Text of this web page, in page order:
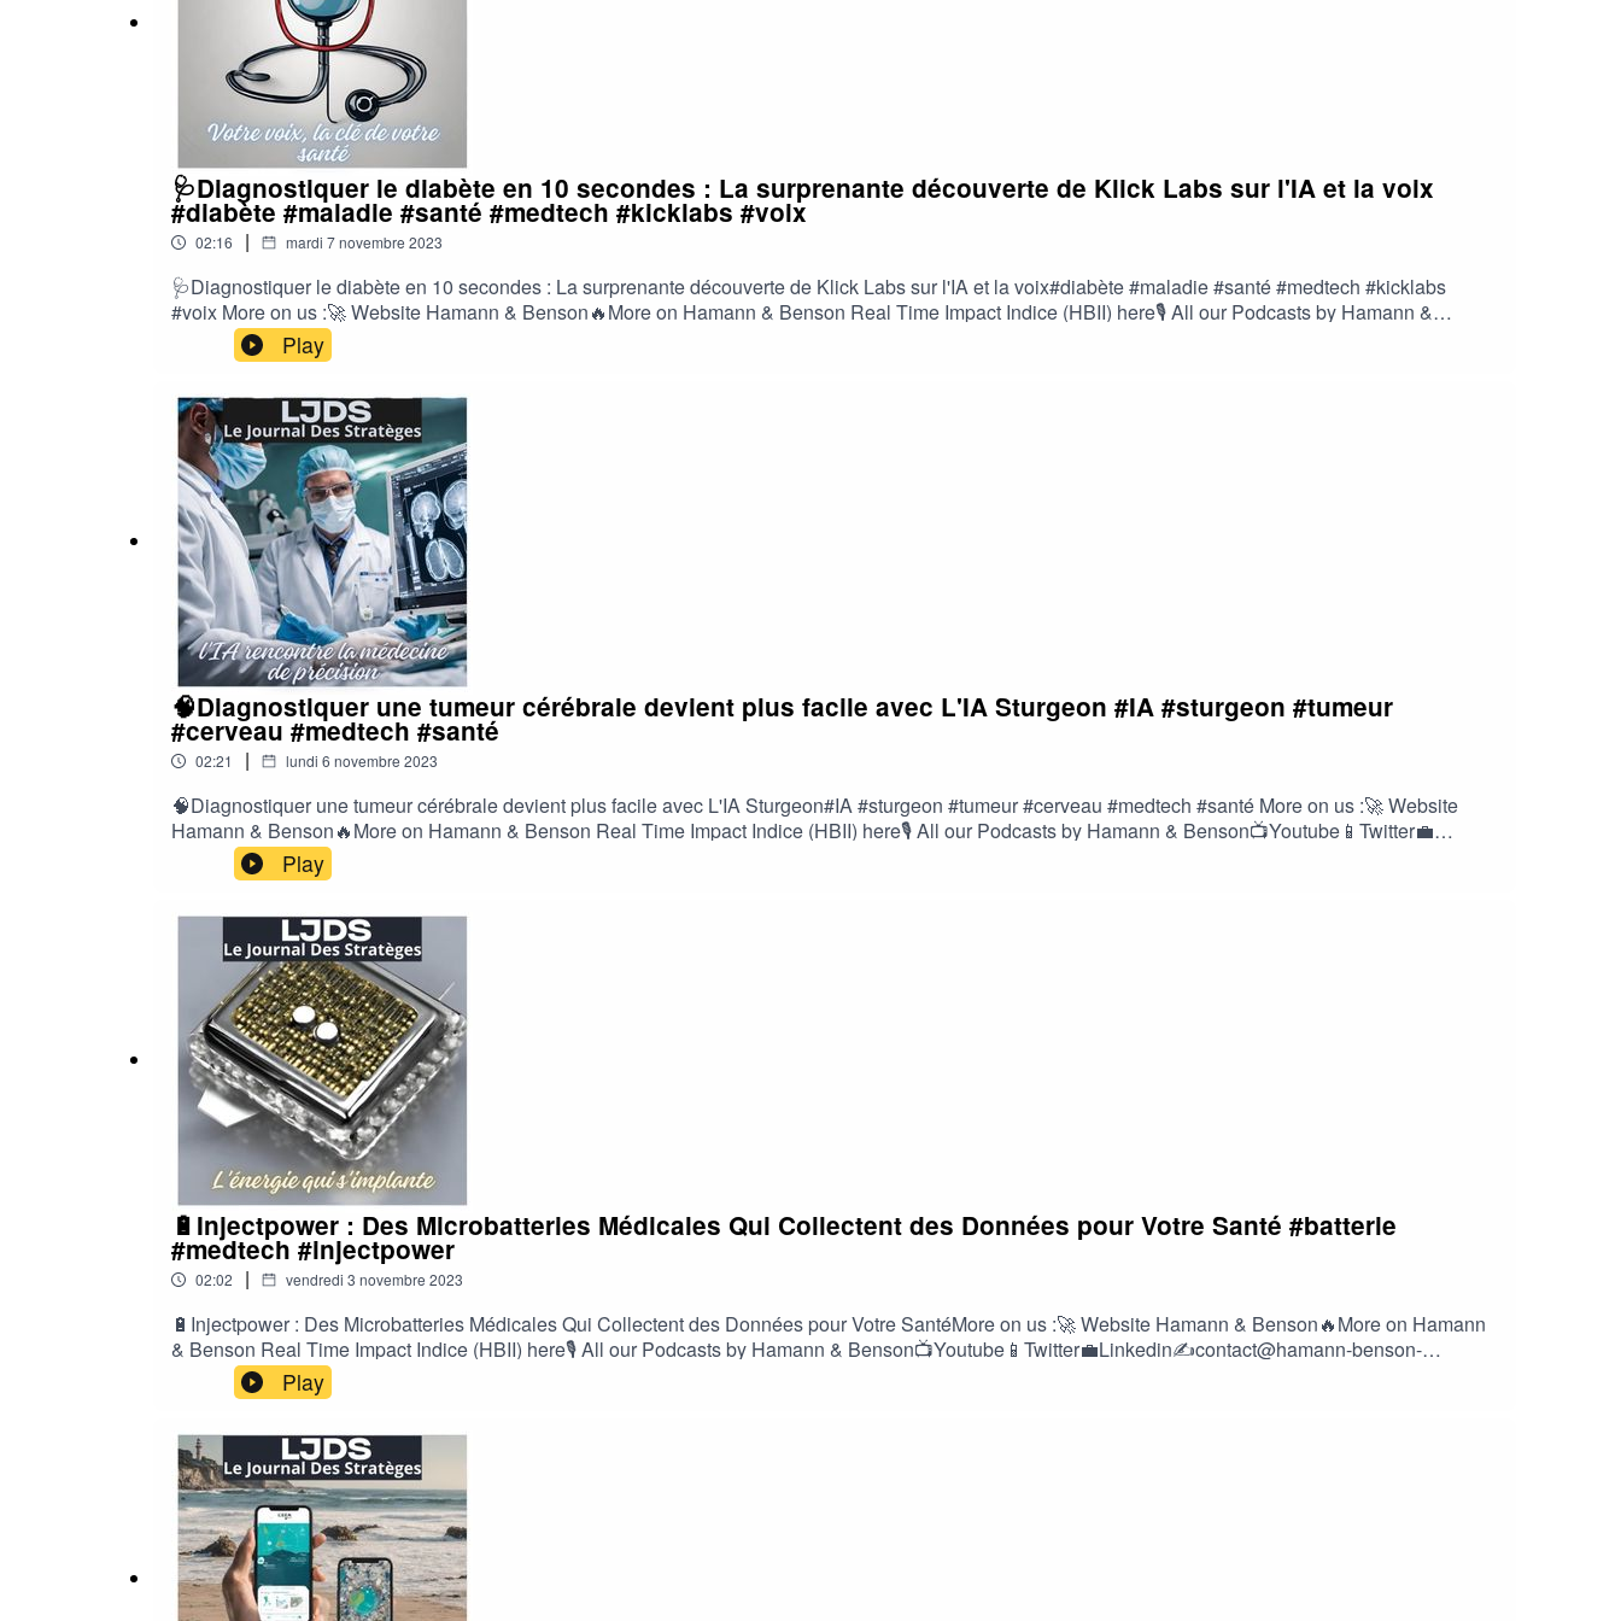
🩺Diagnostiquer le diabète en 10 secondes : La surprenante découverte de Klick Labs sur l'IA et la voix
#diabète #maladie #santé #medtech #kicklabs #voix
02:16 | mardi 7 novembre 2023
🩺Diagnostiquer le diabète en 10 secondes : La surprenante découverte de Klick Labs sur l'IA et la voix#diabète #maladie #santé #medtech #kicklabs
#voix More on us :🚀 Website Hamann & Benson🔥More on Hamann & Benson Real Time Impact Indice (HBII) here🎙️ All our Podcasts by Hamann &
Benson📺Youtube📱Twitter💼Linkedin✍️contact@hamann-benson-strategy.com🎤Hosted by Boris Kalt, Chief Impact Investment Strategist, Hamann &
Benson
Play
🧠Diagnostiquer une tumeur cérébrale devient plus facile avec L'IA Sturgeon #IA #sturgeon #tumeur
#cerveau #medtech #santé
02:21 | lundi 6 novembre 2023
🧠Diagnostiquer une tumeur cérébrale devient plus facile avec L'IA Sturgeon#IA #sturgeon #tumeur #cerveau #medtech #santé More on us :🚀 Website
Hamann & Benson🔥More on Hamann & Benson Real Time Impact Indice (HBII) here🎙️ All our Podcasts by Hamann & Benson📺Youtube📱Twitter💼
Linkedin✍️contact@hamann-benson-strategy.com🎤Hosted by Boris Kalt, Chief Impact Investment Strategist, Hamann & Benson
Play
🔋Injectpower : Des Microbatteries Médicales Qui Collectent des Données pour Votre Santé #batterie
#medtech #injectpower
02:02 | vendredi 3 novembre 2023
🔋Injectpower : Des Microbatteries Médicales Qui Collectent des Données pour Votre SantéMore on us :🚀 Website Hamann & Benson🔥More on Hamann
& Benson Real Time Impact Indice (HBII) here🎙️ All our Podcasts by Hamann & Benson📺Youtube📱Twitter💼Linkedin✍️contact@hamann-benson-
strategy.com🎤Hosted by Boris Kalt, Chief Impact Investment Strategist, Hamann & Benson
Play